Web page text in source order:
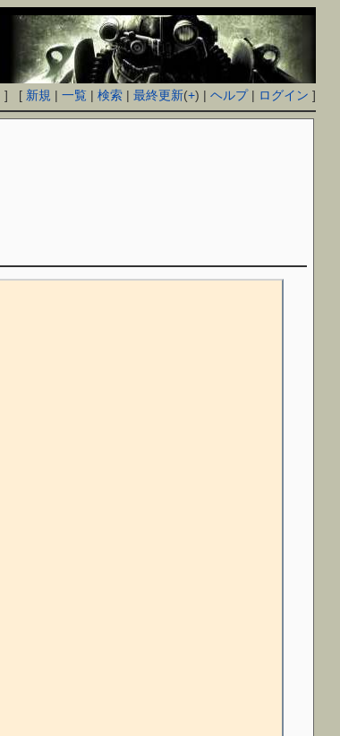
] [ 新規 |一覧 |検索 |最終更新(+) |ヘルプ| ログイン ]